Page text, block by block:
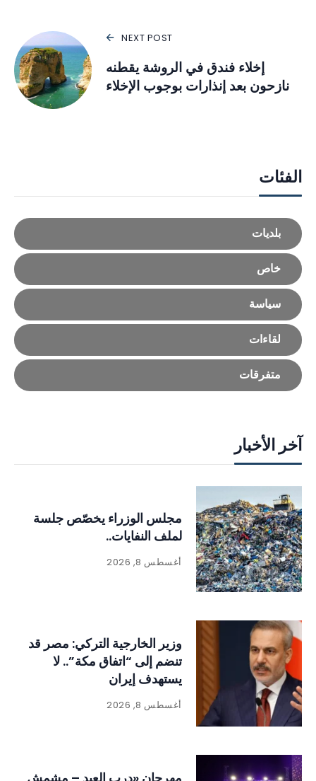
NEXT POST
إخلاء فندق في الروشة يقطنه
نازحون بعد إنذارات بوجوب الإخلاء
الفئات
بلديات
خاص
سياسة
لقاءات
متفرقات
آخر الأخبار
مجلس الوزراء يخصّص جلسة
لملف النفايات..
أغسطس 8, 2026
وزير الخارجية التركي: مصر قد
تنضم إلى “اتفاق مكة”.. لا
يستهدف إيران
أغسطس 8, 2026